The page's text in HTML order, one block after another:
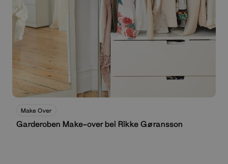
Make Over
Garderoben Make-over bei Rikke Gøransson